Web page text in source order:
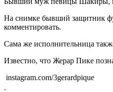
На снимке бывший защитник
комментировать.
Сама же исполнительница
Известно, что Жерар Пике
instagram.com/3gerardpique